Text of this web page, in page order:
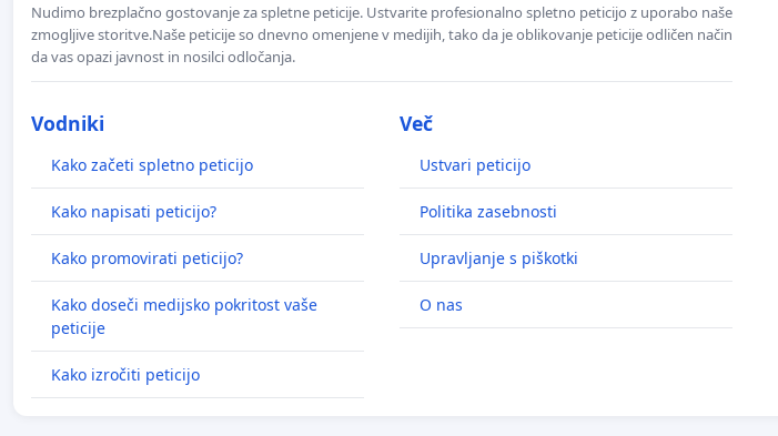
Nudimo brezplačno gostovanje za spletne peticije. Ustvarite profesionalno spletno peticijo z uporabo naše
zmogljive storitve.Naše peticije so dnevno omenjene v medijih, tako da je oblikovanje peticije odličen način
da vas opazi javnost in nosilci odločanja.
Vodniki
Kako začeti spletno peticijo
Kako napisati peticijo?
Kako promovirati peticijo?
Kako doseči medijsko pokritost vaše
peticije
Kako izročiti peticijo
Več
Ustvari peticijo
Politika zasebnosti
Upravljanje s piškotki
O nas